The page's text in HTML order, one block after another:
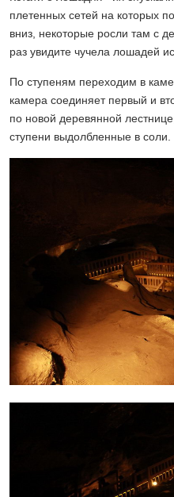
плетенных сетей на которых
вниз, некоторые росли там с
раз увидите чучела лошадей
По ступеням переходим в
камера соединяет первый и
по новой деревянной
ступени выдолбленные в соли.